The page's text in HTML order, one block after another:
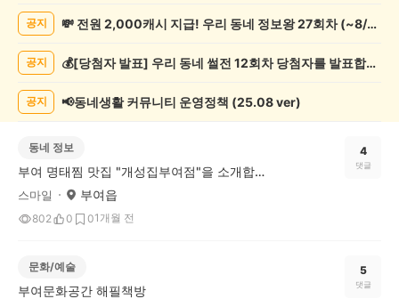
공지 💸 전원 2,000캐시 지급! 우리 동네 정보왕 27회차 (~8/10)
공지 💰[당첨자 발표] 우리 동네 썰전 12회차 당첨자를 발표합니다!
공지 📢동네생활 커뮤니티 운영정책 (25.08 ver)
동네 정보
부여 명태찜 맛집 "개성집부여점"을 소개합니다
스마일 부여읍
802 0 01개월 전
4
댓글
문화/예술
부여문화공간 해필책방
5
댓글